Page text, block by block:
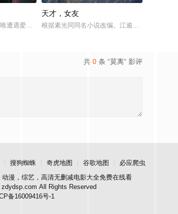
传统刑侦手段，接连破获数起重案要案的艰难过程。案件设
血少帅许又安与昆曲名伶荣筱楠推向不死不休的对立绝境
遭遇爱人程桉、恩师林晚媚的双重背叛。她从恨意中涅槃
天才，女友
根据素光同同名小说改编。江逾白长大以后，
共 0 条 “莫离” 影评
搜狗蜘蛛 奇虎地图 谷歌地图
必应爬虫
漫，综艺，高清无删减电影大全免费在线看
All Rights Reserved
备16009416号-1